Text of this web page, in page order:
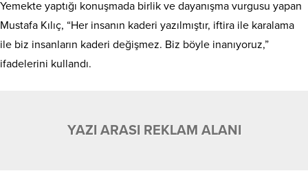
Yemekte yaptığı konuşmada birlik ve dayanışma vurgusu yapan
Mustafa Kılıç, “Her insanın kaderi yazılmıştır, iftira ile karalama
ile biz insanların kaderi değişmez. Biz böyle inanıyoruz,”
ifadelerini kullandı.
YAZI ARASI REKLAM ALANI